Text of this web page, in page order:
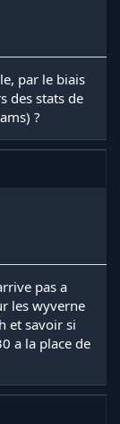
par le biais
des stats de
?
pas a
les wyverne
et savoir si
a la place de